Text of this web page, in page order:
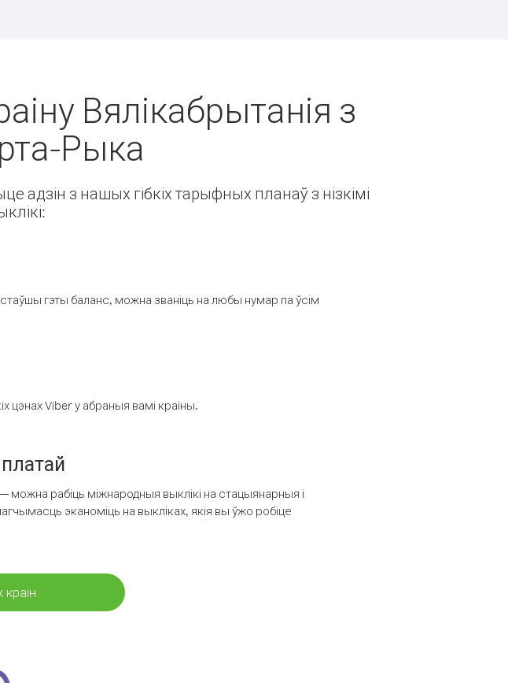
Вялікабрытанія з
Рыка
з нашых гібкіх тарыфных планаў з нізкімі
гэты баланс, можна званіць на любы нумар па ўсім
цэнах Viber у абраныя вамі краіны.
рабіць міжнародныя выклікі на стацыянарныя і
эканоміць на выкліках, якія вы ўжо робіце